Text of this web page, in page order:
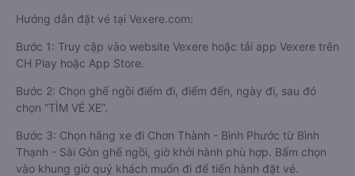
Hướng dẫn đặt vé tại Vexere.com:
Bước 1: Truy cập vào website Vexere hoặc tải app Vexere trên
CH Play hoặc App Store.
Bước 2: Chọn ghế ngồi điểm đi, điểm đến, ngày đi, sau đó
chọn “TÌM VÉ XE”.
Bước 3: Chọn hãng xe đi Chơn Thành - Bình Phước từ Bình
Thạnh - Sài Gòn ghế ngồi, giờ khởi hành phù hợp. Bấm chọn
vào khung giờ quý khách muốn đi để tiến hành đặt vé.